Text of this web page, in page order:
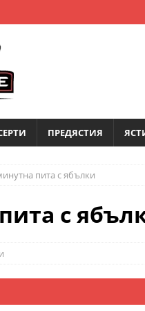
ПРЕДЯСТИЯ
пита с ябълки
с